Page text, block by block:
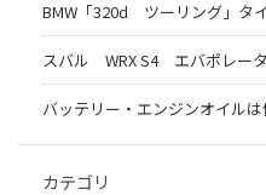
BMW「320d ツーリング」タ
スバル WRX S4 エバポレー
バッテリー・エンジンオイル
カテゴリ